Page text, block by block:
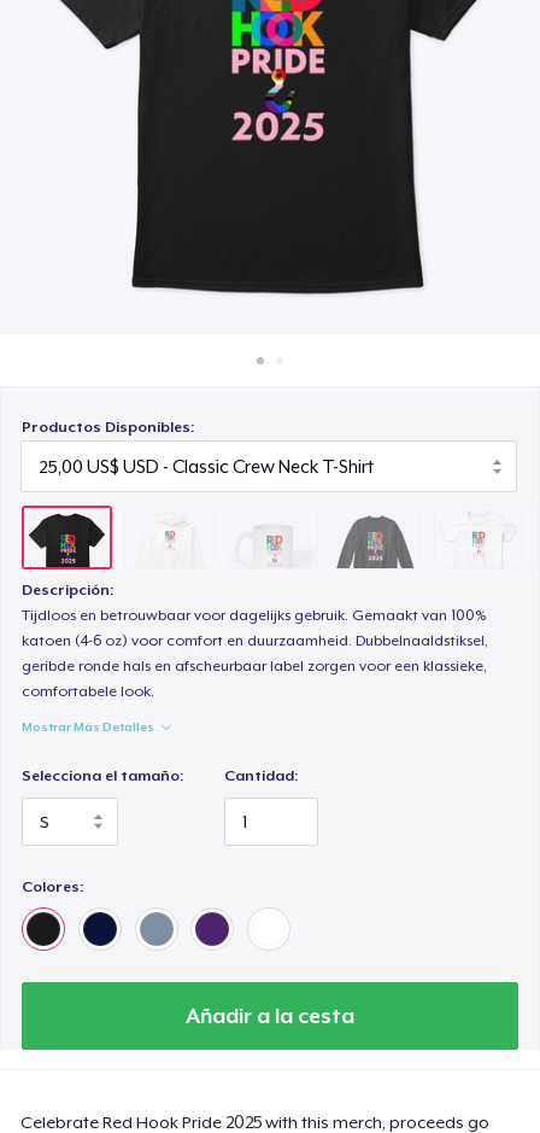
Venda en todas partes
Venda lo que sea
Productos Disponibles:
Descripción:
Tijdloos en betrouwbaar voor dagelijks gebruik. Gemaakt van 100%
katoen (4-6 oz) voor comfort en duurzaamheid. Dubbelnaaldstiksel,
geribde ronde hals en afscheurbaar label zorgen voor een klassieke,
comfortabele look.
Mostrar Más Detalles
Selecciona el tamaño: Cantidad:
Colores:
Añadir a la cesta
Celebrate Red Hook Pride 2025 with this merch, proceeds go
Unisex Classic Crewneck Sweatshirt
Women's Classic Tee
25,00 US$
Classic Long Sleeve Tee